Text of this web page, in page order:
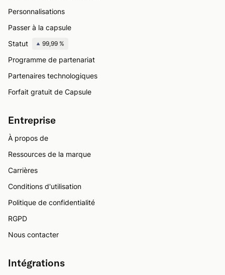
Personnalisations
Passer à la capsule
Statut
99,99 %
Programme de partenariat
Partenaires technologiques
Forfait gratuit de Capsule
Entreprise
À propos de
Ressources de la marque
Carrières
Conditions d'utilisation
Politique de confidentialité
RGPD
Nous contacter
Intégrations